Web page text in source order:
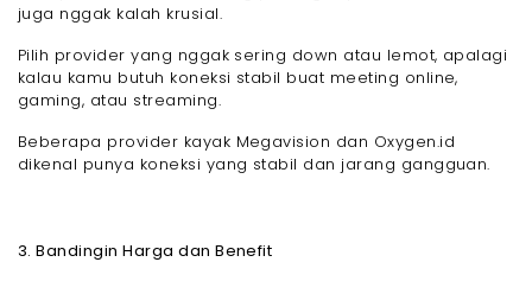
juga nggak kalah krusial.
Pilih provider yang nggak sering down atau lemot, apalagi
kalau kamu butuh koneksi stabil buat meeting online,
gaming, atau streaming.
Beberapa provider kayak Megavision dan Oxygen.id
dikenal punya koneksi yang stabil dan jarang gangguan.
3. Bandingin Harga dan Benefit